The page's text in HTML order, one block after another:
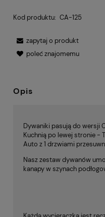
Kod produktu: CA-125
zapytaj o produkt
poleć znajomemu
Opis
Dywaniki pasują do wersji
Kuchnią po lewej stronie -
Auto z 1 drzwiami
Nasz zestaw dywanów
kanapy w szynach